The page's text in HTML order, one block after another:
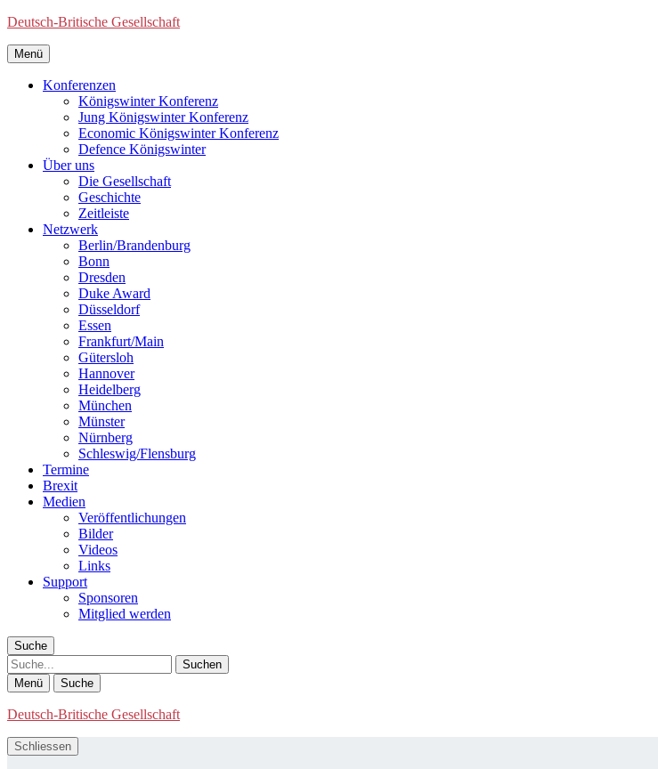
Deutsch-Britische Gesellschaft
Menü
Konferenzen
Königswinter Konferenz
Jung Königswinter Konferenz
Economic Königswinter Konferenz
Defence Königswinter
Über uns
Die Gesellschaft
Geschichte
Zeitleiste
Netzwerk
Berlin/Brandenburg
Bonn
Dresden
Duke Award
Düsseldorf
Essen
Frankfurt/Main
Gütersloh
Hannover
Heidelberg
München
Münster
Nürnberg
Schleswig/Flensburg
Termine
Brexit
Medien
Veröffentlichungen
Bilder
Videos
Links
Support
Sponsoren
Mitglied werden
Suche
Suche
Menü Suche
Deutsch-Britische Gesellschaft
Schliessen